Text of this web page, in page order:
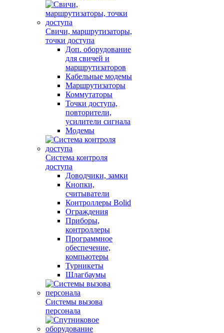
Свичи, маршрутизаторы,
точки доступа
Доп. оборудование
для свичей и
маршрутизаторов
Кабельные модемы
Маршрутизаторы
Коммутаторы
Точки доступа,
повторители,
усилители сигнала
Модемы
Система контроля
доступа
Доводчики, замки
Кнопки,
считыватели
Контроллеры Bolid
Ограждения
Приборы,
контроллеры
Программное
обеспечение,
компьютеры
Турникеты
Шлагбаумы
Системы вызова
персонала